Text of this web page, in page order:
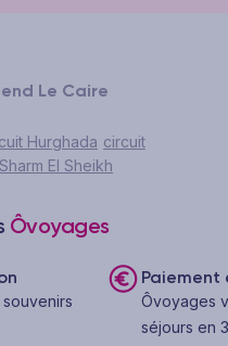
Le Caire
Hurghada circuit
El Sheikh
Ôvoyages
Paiement
Ôvoyages
séjours en